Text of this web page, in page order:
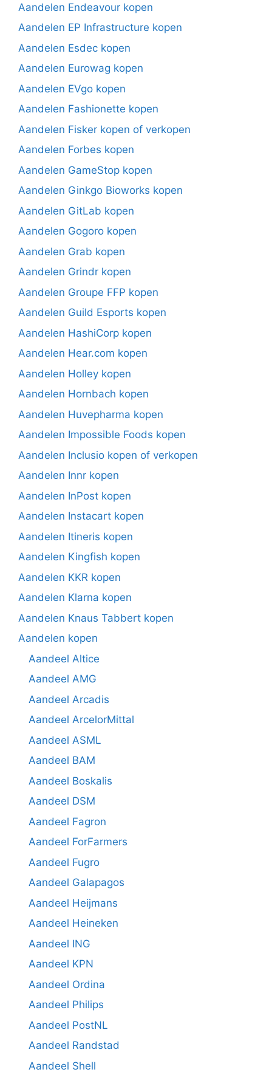
Aandelen Endeavour kopen
Aandelen EP Infrastructure kopen
Aandelen Esdec kopen
Aandelen Eurowag kopen
Aandelen EVgo kopen
Aandelen Fashionette kopen
Aandelen Fisker kopen of verkopen
Aandelen Forbes kopen
Aandelen GameStop kopen
Aandelen Ginkgo Bioworks kopen
Aandelen GitLab kopen
Aandelen Gogoro kopen
Aandelen Grab kopen
Aandelen Grindr kopen
Aandelen Groupe FFP kopen
Aandelen Guild Esports kopen
Aandelen HashiCorp kopen
Aandelen Hear.com kopen
Aandelen Holley kopen
Aandelen Hornbach kopen
Aandelen Huvepharma kopen
Aandelen Impossible Foods kopen
Aandelen Inclusio kopen of verkopen
Aandelen Innr kopen
Aandelen InPost kopen
Aandelen Instacart kopen
Aandelen Itineris kopen
Aandelen Kingfish kopen
Aandelen KKR kopen
Aandelen Klarna kopen
Aandelen Knaus Tabbert kopen
Aandelen kopen
Aandeel Altice
Aandeel AMG
Aandeel Arcadis
Aandeel ArcelorMittal
Aandeel ASML
Aandeel BAM
Aandeel Boskalis
Aandeel DSM
Aandeel Fagron
Aandeel ForFarmers
Aandeel Fugro
Aandeel Galapagos
Aandeel Heijmans
Aandeel Heineken
Aandeel ING
Aandeel KPN
Aandeel Ordina
Aandeel Philips
Aandeel PostNL
Aandeel Randstad
Aandeel Shell